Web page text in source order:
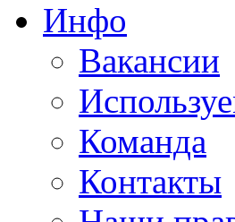
Инфо
Вакансии
Команда
Контакты